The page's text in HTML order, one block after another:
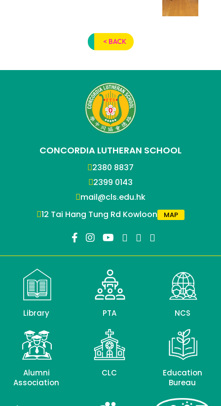
< BACK
CONCORDIA LUTHERAN SCHOOL
2380 8837
2399 0143
mail@cls.edu.hk
12 Tai Hang Tung Rd Kowloon
MAP
Library PTA NCS
Alumni
Association
CLC
Education
Bureau